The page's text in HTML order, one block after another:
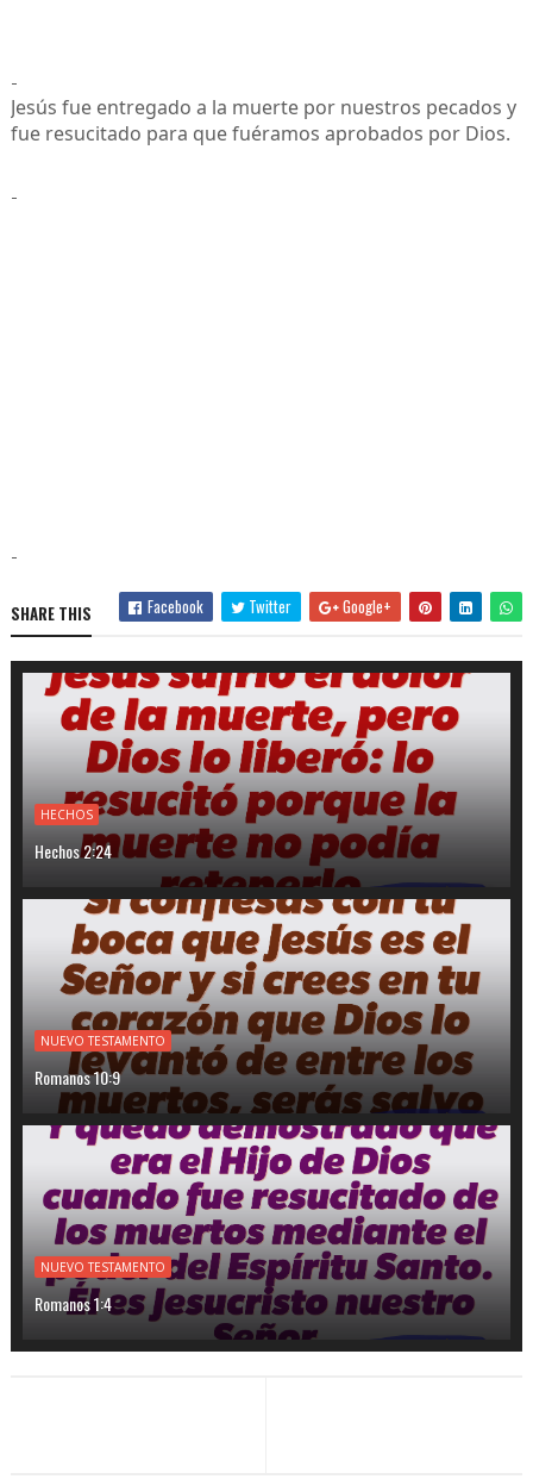
-
Jesús fue entregado a la muerte por nuestros pecados y
fue resucitado para que fuéramos aprobados por Dios.
-
-
SHARE THIS Facebook Twitter Google+
HECHOS
Hechos 2:24
NUEVO TESTAMENTO
Romanos 10:9
NUEVO TESTAMENTO
Romanos 1:4